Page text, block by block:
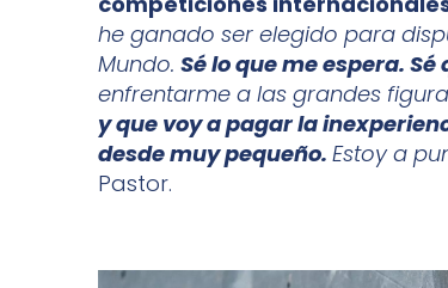
he ganado ser elegido para
Mundo. Sé lo que me espera.
enfrentarme a las grandes
y que voy a pagar la
desde muy pequeño. Estoy a
Pastor.